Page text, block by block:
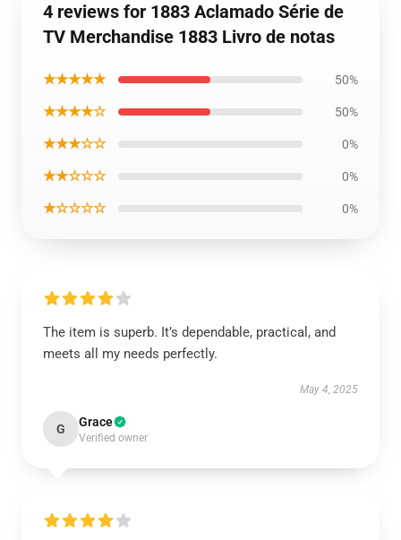
4 reviews for 1883 Aclamado Série de
TV Merchandise 1883 Livro de notas
★★★★★ 50%
★★★★☆ 50%
★★★☆☆ 0%
★★☆☆☆ 0%
★☆☆☆☆ 0%
The item is superb. It’s dependable, practical, and
meets all my needs perfectly.
May 4, 2025
G Grace
Verified owner